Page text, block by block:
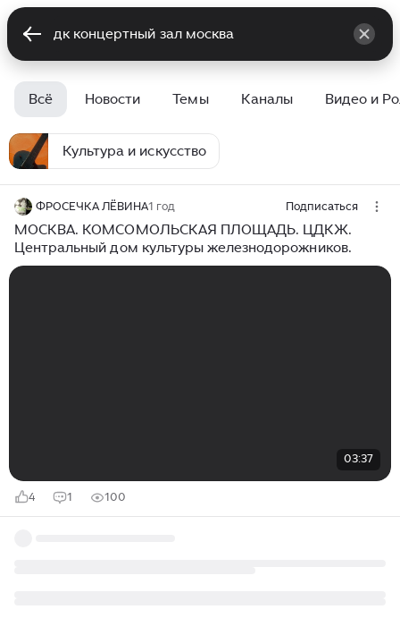
Всё Новости Темы Каналы Видео и
Культура и искусство
ФРОСЕЧКА ЛЁВИНА1 год Подписаться
МОСКВА. КОМСОМОЛЬСКАЯ ПЛОЩАДЬ. ЦДКЖ.
Центральный дом культуры железнодорожников.
03:37
4 1 100